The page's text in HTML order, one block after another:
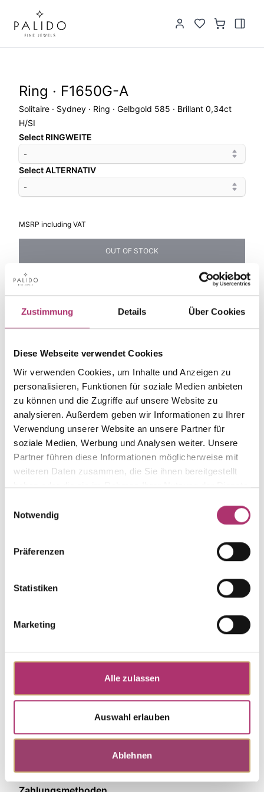
Zustimmung Details Über Cookies
Diese Webseite verwendet Cookies
Wir verwenden Cookies, um Inhalte und Anzeigen zu
personalisieren, Funktionen für soziale Medien anbieten
zu können und die Zugriffe auf unsere Website zu
analysieren. Außerdem geben wir Informationen zu Ihrer
Verwendung unserer Website an unsere Partner für
soziale Medien, Werbung und Analysen weiter. Unsere
Partner führen diese Informationen möglicherweise mit
weiteren Daten zusammen, die Sie ihnen bereitgestellt
haben oder die sie im Rahmen Ihrer Nutzung der Dienste
Notwendig
Präferenzen
Statistiken
Marketing
Alle zulassen
Auswahl erlauben
Ablehnen
Ring · F1650G-A
Solitaire · Sydney · Ring · Gelbgold 585 · Brillant 0,34ct
H/SI
Select RINGWEITE
-
Select ALTERNATIV
-
MSRP including VAT
OUT OF STOCK
Ring
Gold
Weight
Serial number
1.50.4595.GG.585.018.0.1
EAN
9010595772160
Alternative
-
Metal Fineness
585
yellow gold
Gem Color
Gem Type
fc diamond